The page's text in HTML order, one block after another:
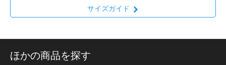
サイズガイド
ほかの商品を探す